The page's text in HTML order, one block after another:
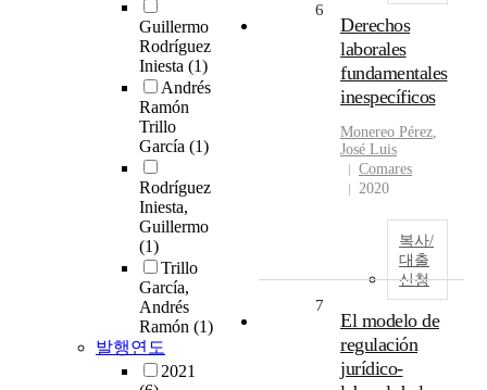
Guillermo
Rodríguez
Iniesta (1)
Andrés
Ramón
Trillo
García (1)
Rodríguez
Iniesta,
Guillermo
(1)
Trillo
García,
Andrés
Ramón (1)
발행연도
2021
6
Derechos
laborales
fundamentales
inespecíficos
Monereo Pérez,
José Luis
Comares
2020
복사/
대출
신청
7
El modelo de
regulación
jurídico-